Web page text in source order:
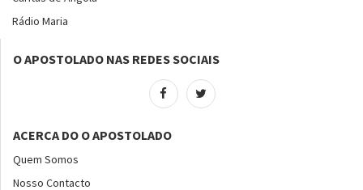
Rádio Maria
O APOSTOLADO NAS REDES SOCIAIS
ACERCA DO O APOSTOLADO
Quem Somos
Nosso Contacto